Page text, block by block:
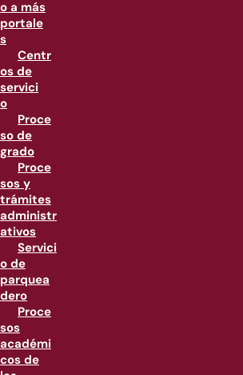
o a más
portale
s
Centr
os de
servici
o
Proce
so de
grado
Proce
sos y
trámites
administr
ativos
Servici
o de
parquea
dero
Proce
sos
académi
cos de